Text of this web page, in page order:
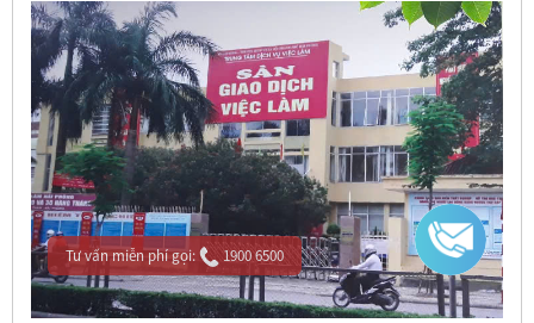
Tư vấn miễn phí gọi: 1900 6500